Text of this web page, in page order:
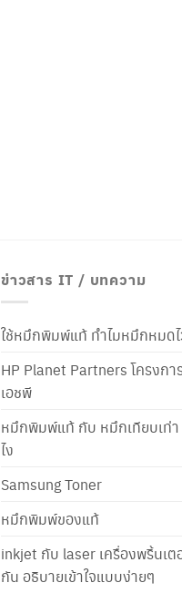
ข่าวสาร IT / บทความ
ใช้หมึกพิมพ์แท้ ทำไมหมึกหมดไ
HP Planet Partners โครงกา
เอชพี
หมึกพิมพ์แท้ กับ หมึกเทียบเท่
ไง
Samsung Toner
หมึกพิมพ์ของแท้
inkjet กับ laser เครื่องพริ้นเต
กัน อธิบายเข้าใจแบบง่ายๆ